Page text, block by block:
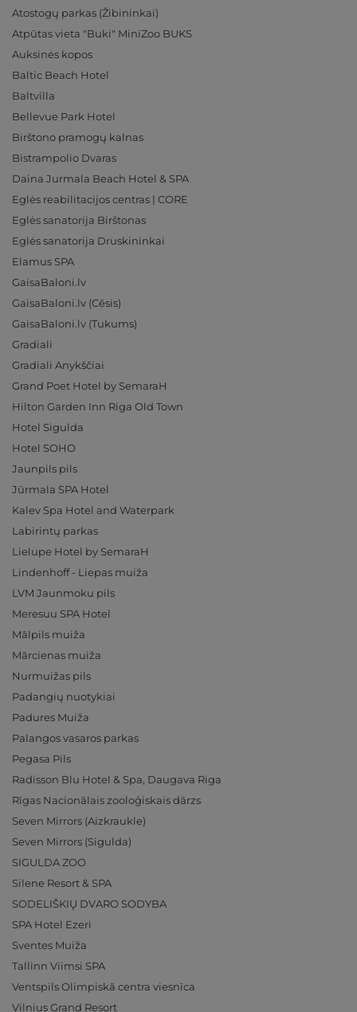
Atostogų parkas (Žibininkai)
Atpūtas vieta "Buki" MiniZoo BUKS
Auksinės kopos
Baltic Beach Hotel
Baltvilla
Bellevue Park Hotel
Birštono pramogų kalnas
Bistrampolio Dvaras
Daina Jurmala Beach Hotel & SPA
Eglės reabilitacijos centras | CORE
Eglės sanatorija Birštonas
Eglės sanatorija Druskininkai
Elamus SPA
GaisaBaloni.lv
GaisaBaloni.lv (Cēsis)
GaisaBaloni.lv (Tukums)
Gradiali
Gradiali Anykščiai
Grand Poet Hotel by SemaraH
Hilton Garden Inn Riga Old Town
Hotel Sigulda
Hotel SOHO
Jaunpils pils
Jūrmala SPA Hotel
Kalev Spa Hotel and Waterpark
Labirintų parkas
Lielupe Hotel by SemaraH
Lindenhoff - Liepas muiža
LVM Jaunmoku pils
Meresuu SPA Hotel
Mālpils muiža
Mārcienas muiža
Nurmuižas pils
Padangių nuotykiai
Padures Muiža
Palangos vasaros parkas
Pegasa Pils
Radisson Blu Hotel & Spa, Daugava Riga
Rīgas Nacionālais zooloģiskais dārzs
Seven Mirrors (Aizkraukle)
Seven Mirrors (Sigulda)
SIGULDA ZOO
Silene Resort & SPA
SODELIŠKIŲ DVARO SODYBA
SPA Hotel Ezeri
Sventes Muiža
Tallinn Viimsi SPA
Ventspils Olimpiskā centra viesnīca
Vilnius Grand Resort